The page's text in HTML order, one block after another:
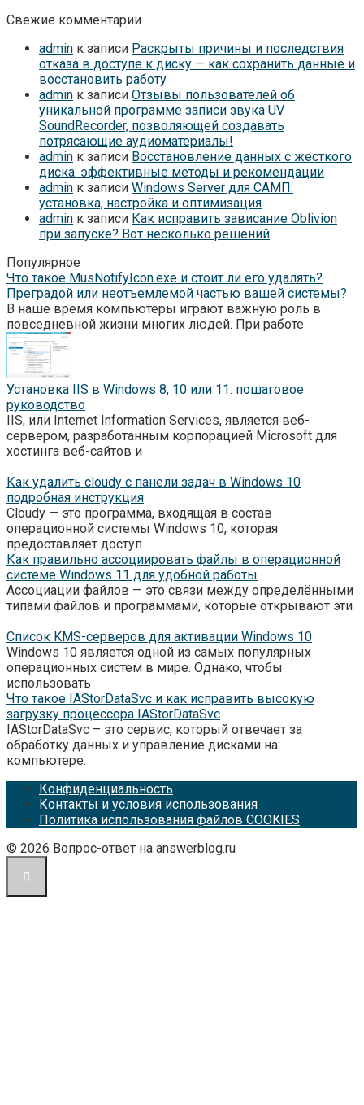
Свежие комментарии
admin к записи Раскрыты причины и последствия
отказа в доступе к диску — как сохранить данные и
восстановить работу
admin к записи Отзывы пользователей об
уникальной программе записи звука UV
SoundRecorder, позволяющей создавать
потрясающие аудиоматериалы!
admin к записи Восстановление данных с жесткого
диска: эффективные методы и рекомендации
admin к записи Windows Server для САМП:
установка, настройка и оптимизация
admin к записи Как исправить зависание Oblivion
при запуске? Вот несколько решений
Популярное
Что такое MusNotifyIcon.exe и стоит ли его удалять?
Преградой или неотъемлемой частью вашей системы?
В наше время компьютеры играют важную роль в
повседневной жизни многих людей. При работе
Установка IIS в Windows 8, 10 или 11: пошаговое
руководство
IIS, или Internet Information Services, является веб-
сервером, разработанным корпорацией Microsoft для
хостинга веб-сайтов и
Как удалить cloudy с панели задач в Windows 10
подробная инструкция
Cloudy — это программа, входящая в состав
операционной системы Windows 10, которая
предоставляет доступ
Как правильно ассоциировать файлы в операционной
системе Windows 11 для удобной работы
Ассоциации файлов — это связи между определёнными
типами файлов и программами, которые открывают эти
Список KMS-серверов для активации Windows 10
Windows 10 является одной из самых популярных
операционных систем в мире. Однако, чтобы
использовать
Что такое IAStorDataSvc и как исправить высокую
загрузку процессора IAStorDataSvc
IAStorDataSvc – это сервис, который отвечает за
обработку данных и управление дисками на
компьютере.
Конфиденциальность
Контакты и условия использования
Политика использования файлов COOKIES
© 2026 Вопрос-ответ на answerblog.ru